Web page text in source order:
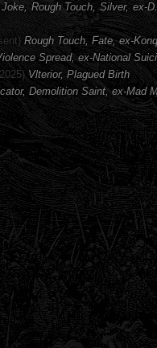
Joke, Rough Touch, Silver, ex-
Rough Touch, Fate, ex-
Spread, ex-National
Vlterior, Plagued Birth
Demolition Saint, ex-Mad